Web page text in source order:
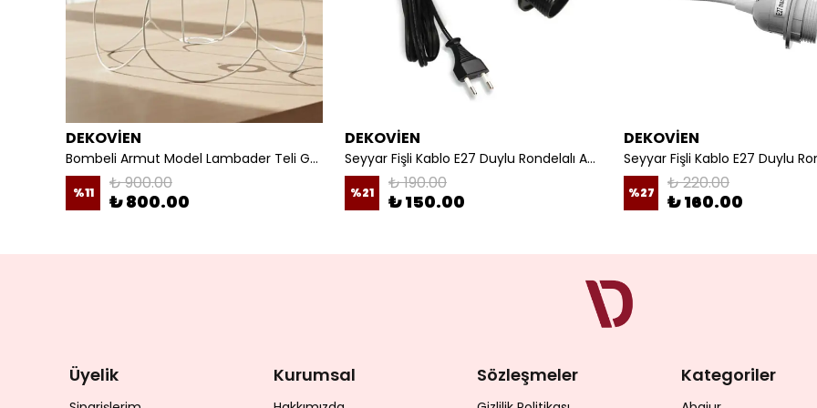
DEKOVİEN
Bombeli Armut Model Lambader Teli Galvaniz
%11 ₺ 900.00
₺ 800.00
DEKOVİEN
Seyyar Fişli Kablo E27 Duylu Rondelalı Anahtarlı Kablo Arapuarlı Abajur Kablo
%21 ₺ 190.00
₺ 150.00
DEKOVİEN
%27 ₺ 220.00
₺ 160.00
Üyelik Kurumsal Sözleşmeler Kategoriler